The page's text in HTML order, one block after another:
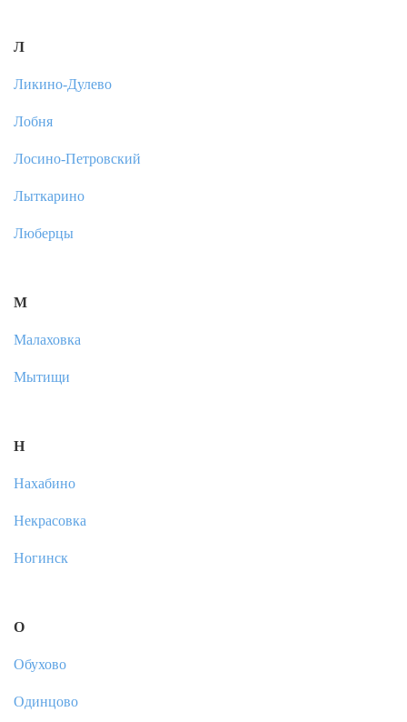
Л
Ликино-Дулево
Лобня
Лосино-Петровский
Лыткарино
Люберцы
М
Малаховка
Мытищи
Н
Нахабино
Некрасовка
Ногинск
О
Обухово
Одинцово